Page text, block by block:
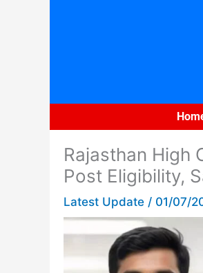
Rajasthan High
Post Eligibility,
Latest Update / 01/07/